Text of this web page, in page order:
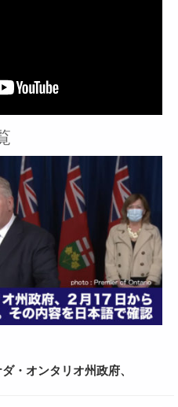
・オンタリオ州政府、